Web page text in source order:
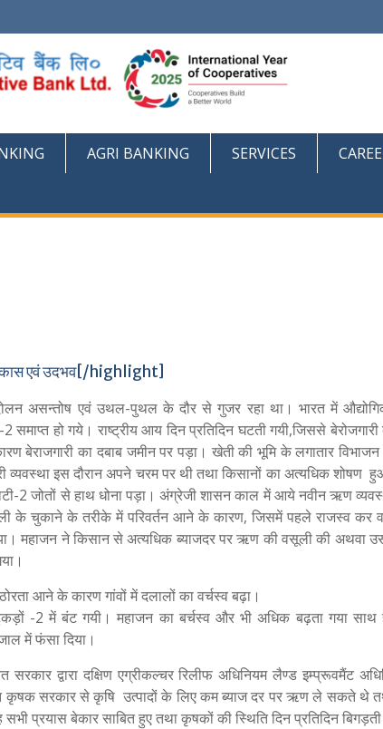
AGRI BANKING SERVICES
एवं उदभव[/highlight]
असन्तोष एवं उथल-पुथल के दौर से गुजर रहा था। भारत में
समाप्त हो गये। राष्ट्रीय आय दिन प्रतिदिन घटती गयी,जिससे
बेराजगारी का दबाब जमीन पर पड़ा। खेती की भूमि के लगातार
व्यवस्था इस दौरान अपने चरम पर थी तथा किसानों का अत्यधिक शोषण
2 जोतों से हाथ धोना पड़ा। अंग्रेजी शासन काल में आये नवीन ऋण
के चुकाने के तरीके में परिवर्तन आने के कारण, जिसमें पहले राजस्व
महाजन ने किसान से अत्यधिक ब्याजदर पर ऋण की वसूली की अथवा
आने के कारण गांवों में दलालों का वर्चस्व बढ़ा।
-2 में बंट गयी। महाजन का बर्चस्व और भी अधिक बढ़ता गया साथ
में फंसा दिया।
द्वारा दक्षिण एग्रीकल्चर रिलीफ अधिनियम लैण्ड इम्प्रूवमैंट
कृषक सरकार से कृषि उत्पादों के लिए कम ब्याज दर पर ऋण ले सकते थे
प्रयास बेकार साबित हुए तथा कृषकों की स्थिति दिन प्रतिदिन